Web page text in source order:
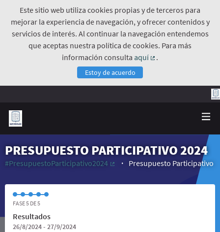
Este sitio web utiliza cookies propias y de terceros para
mejorar la experiencia de navegación, y ofrecer contenidos y
servicios de interés. Al continuar la navegación entendemos
que aceptas nuestra política de cookies. Para más
información consulta aquí
.
Estoy de acuerdo
PRESUPUESTO PARTICIPATIVO 2024
#PresupuestoParticipativo2024
Presupuesto Participativo
FASE 5 DE 5
Resultados
26/8/2024 - 27/9/2024